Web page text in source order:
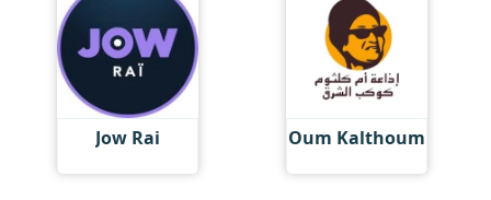
Jow Rai Oum Kalthoum